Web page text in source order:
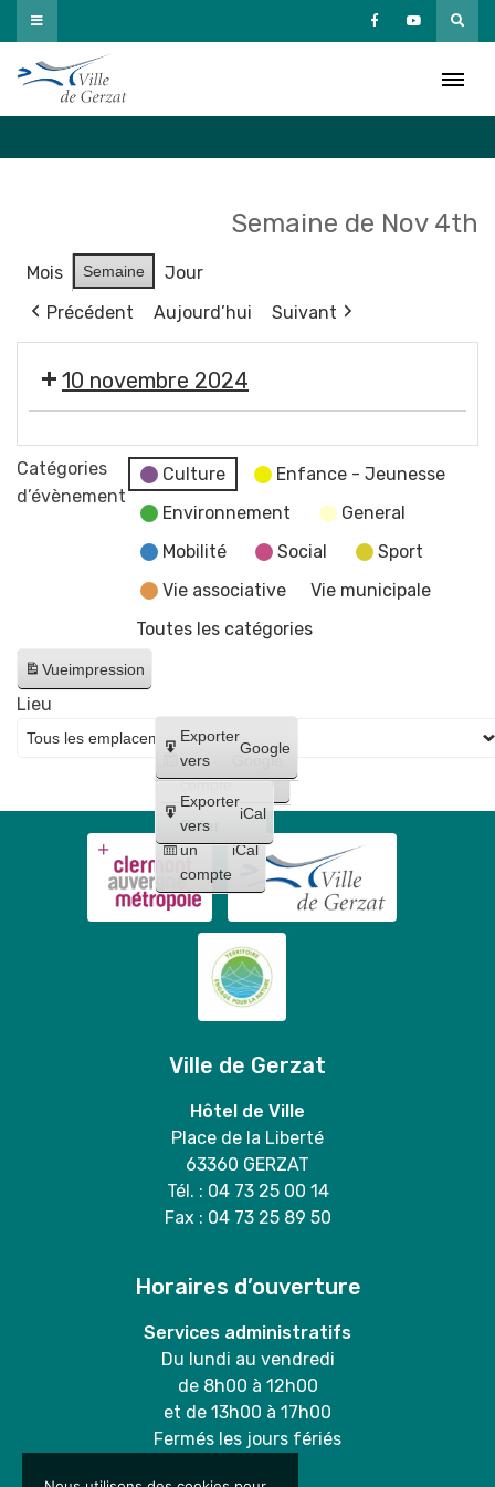
Passer
au
contenu
Semaine de Nov 4th
Mois Semaine
Jour
Précédent
Aujourd’hui Suivant
10 novembre 2024
-
Sortie
Decouflé
du
CNCS
Catégories
d’évènement
Culture
Enfance - Jeunesse
Environnement
General
Mobilité
Social
Sport
Vie associative
Vie municipale
Toutes les catégories
Vueimpression
Créer
un
compte
Google
Créer
un
compte
iCal
Exporter
vers
Google
Exporter
vers
iCal
Lieu
Ville de Gerzat
Hôtel de Ville
Place de la Liberté
63360 GERZAT
Tél. : 04 73 25 00 14
Fax : 04 73 25 89 50
Horaires d’ouverture
Services administratifs
Du lundi au vendredi
de 8h00 à 12h00
et de 13h00 à 17h00
Fermés les jours fériés